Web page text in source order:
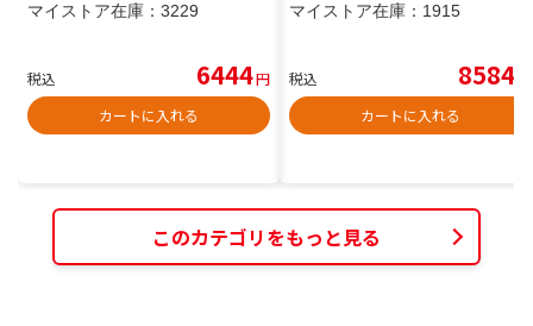
マイストア在庫： 3229
税込 6444円
カートに入れる
マイストア在庫： 1915
税込 8584
カートに入れる
このカテゴリをもっと見る